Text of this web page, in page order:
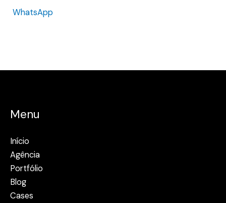
WhatsApp
Menu
Início
Agência
Portfólio
Blog
Cases